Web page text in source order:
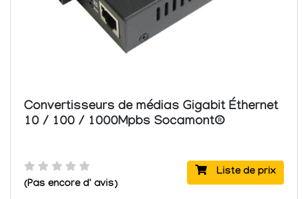
Convertisseurs de médias Gigabit Éthernet
10 / 100 / 1000Mpbs Socamont®
Liste de prix
(Pas encore d' avis)